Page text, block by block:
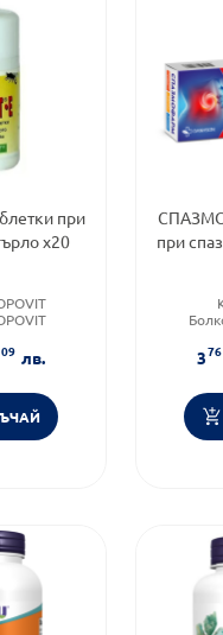
при
х20
09 лв.
при
376